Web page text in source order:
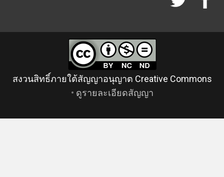
สงวนสิทธิ์ภายใต้สัญญาอนุญาต Creative Commons
• ดูรายละเอียดสัญญา